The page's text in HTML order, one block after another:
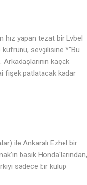
yapan tezat bir Lvbel
küfrünü, sevgilisine *"Bu
kaçak
fişek patlatacak kadar
ile Ankaralı Ezhel bir
basık Honda'larından,
sadece bir kulüp